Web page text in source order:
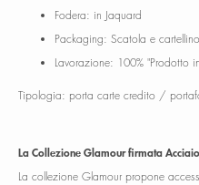
Fodera: in Jaquard
Packaging: Scatola e
Lavorazione: 100% "Prodotto
Tipologia: porta carte credito /
La Collezione Glamour firmata Acciaio
La collezione Glamour propone